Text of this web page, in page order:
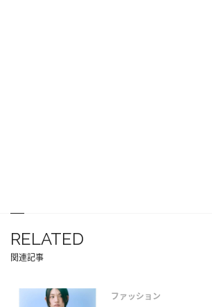
RELATED
関連記事
ファッション